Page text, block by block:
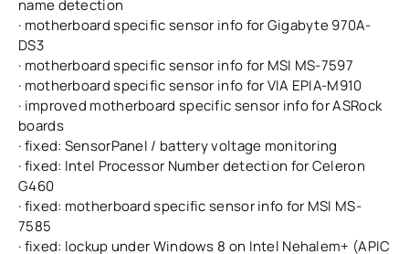
name detection
· motherboard specific sensor info for Gigabyte 970A-
DS3
· motherboard specific sensor info for MSI MS-7597
· motherboard specific sensor info for VIA EPIA-M910
· improved motherboard specific sensor info for ASRock
boards
· fixed: SensorPanel / battery voltage monitoring
· fixed: Intel Processor Number detection for Celeron
G460
· fixed: motherboard specific sensor info for MSI MS-
7585
· fixed: lockup under Windows 8 on Intel Nehalem+ (APIC